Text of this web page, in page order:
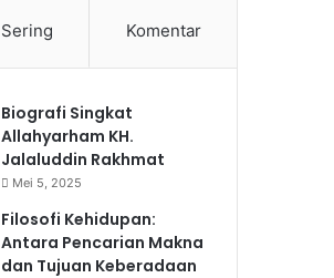
Sering Komentar
Biografi Singkat
Allahyarham KH.
Jalaluddin Rakhmat
Mei 5, 2025
Filosofi Kehidupan:
Antara Pencarian Makna
dan Tujuan Keberadaan